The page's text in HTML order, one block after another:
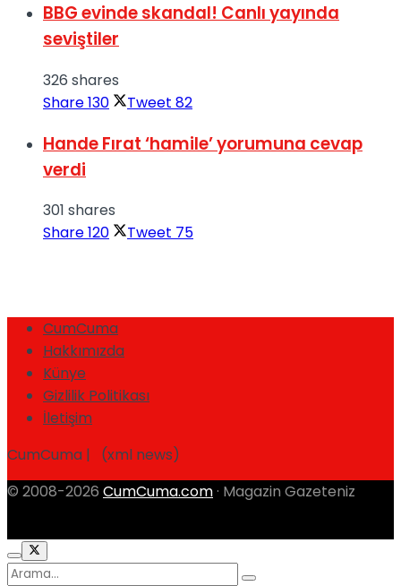
BBG evinde skandal! Canlı yayında
seviştiler
326 shares
Share130 Tweet 82
Hande Fırat ‘hamile’ yorumuna cevap
verdi
301 shares
Share120 Tweet 75
CumCuma
Hakkımızda
Künye
Gizlilik Politikası
İletişim
CumCuma | (xml news)
© 2008-2026 CumCuma.com · Magazin Gazeteniz